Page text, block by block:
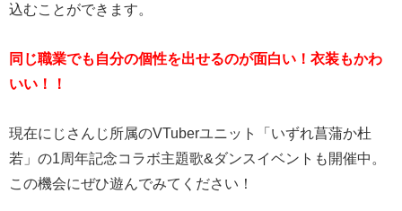
込むことができます。
同じ職業でも自分の個性を出せるのが面白い！衣装もかわ
いい！！
現在にじさんじ所属のVTuberユニット「いずれ菖蒲か杜
若」の1周年記念コラボ主題歌&ダンスイベントも開催中。
この機会にぜひ遊んでみてください！